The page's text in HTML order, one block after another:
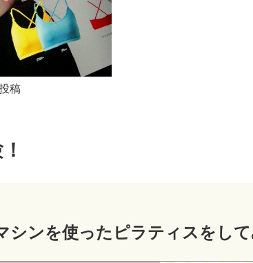
稿
シンを使ったピラティスをし